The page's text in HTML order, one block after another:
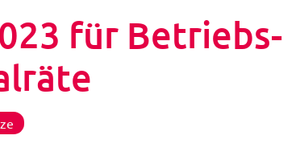
für Betriebs-